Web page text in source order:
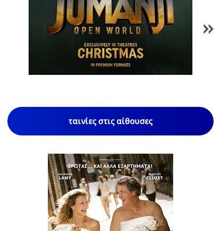
1/85
ταινίες στις αίθουσες